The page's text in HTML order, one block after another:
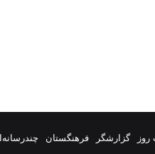
گزارشگر فرهنگستان